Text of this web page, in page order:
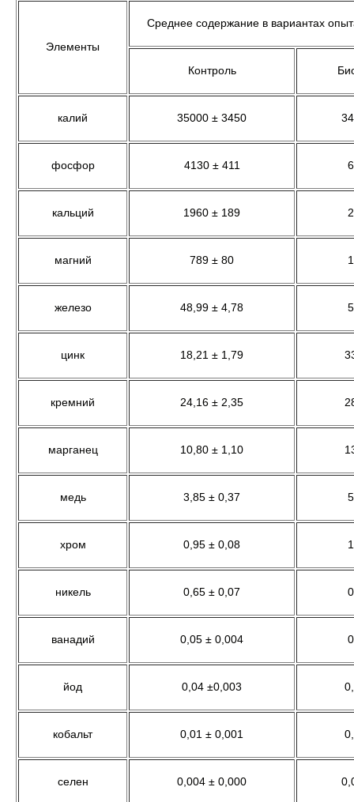
Элементы
Среднее содержание в вариантах
Контроль
калий 35000 ± 3450
фосфор 4130 ± 411
кальций 1960 ± 189
магний 789 ± 80
железо 48,99 ± 4,78
цинк 18,21 ± 1,79
кремний 24,16 ± 2,35
марганец 10,80 ± 1,10
медь 3,85 ± 0,37
хром 0,95 ± 0,08
никель 0,65 ± 0,07
ванадий 0,05 ± 0,004
йод 0,04 ±0,003
кобальт 0,01 ± 0,001
селен 0,004 ± 0,000